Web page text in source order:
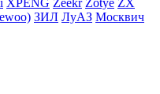
XPENG Zeekr Zotye ZX
ЗИЛ ЛуАЗ Москвич